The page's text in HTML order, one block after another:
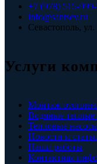
+7 (978) 515-
info@santsev.ru
Севастополь,
Услуги
Монтаж
Водяные
Тепловые
Новости и статьи
Наши работы
Контактная